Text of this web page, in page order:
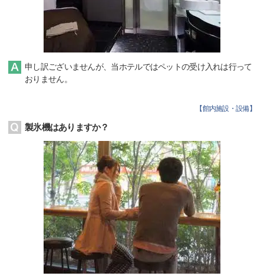
申し訳ございませんが、当ホテルではペットの受け入れは行って
おりません。
【館内施設・設備】
製氷機はありますか？